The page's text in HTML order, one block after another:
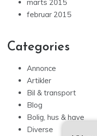
marts 2015
februar 2015
Categories
Annonce
Artikler
Bil & transport
Blog
Bolig, hus & have
Diverse